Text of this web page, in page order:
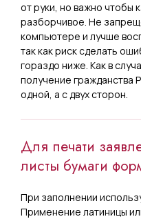
от руки, но важно чтобы
разборчивое. Не
компьютере и лучше
так как риск сделать
гораздо ниже. Как в
получение гражданства
одной, а с двух сторон.
Для печати
листы бумаги
При заполнении
Применение латиницы